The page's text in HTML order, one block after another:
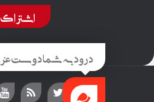
اشتراک
درود به شما دوست